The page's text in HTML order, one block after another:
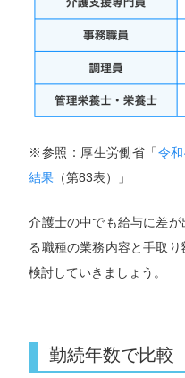
※参照：厚生労働省「令
結果 （第83表）」
介護士の中でも給与に差
る職種の業務内容と手取
検討していきましょう。
勤続年数で比較